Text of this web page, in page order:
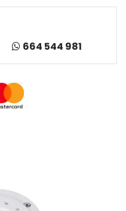
664 544 981